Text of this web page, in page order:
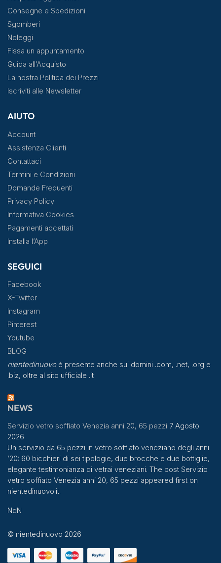
Consegne e Spedizioni
Sgomberi
Noleggi
Fissa un appuntamento
Guida all’Acquisto
La nostra Politica dei Prezzi
Iscriviti alle Newsletter
AIUTO
Account
Assistenza Clienti
Contattaci
Termini e Condizioni
Domande Frequenti
Privacy Policy
Informativa Cookies
Pagamenti accettati
Installa l’App
SEGUICI
Facebook
X-Twitter
Instagram
Pinterest
Youtube
BLOG
nientedinuovoè presente anche sui domini .com, .net, .org e
.biz, oltre al sito ufficiale .it
NEWS
Servizio vetro soffiato Venezia anni 20, 65 pezzi 7 Agosto
2026
Un servizio da 65 pezzi in vetro soffiato veneziano degli anni
’20: 60 bicchieri di sei tipologie, due brocche e due bottiglie,
elegante testimonianza di vetrai veneziani. The post Servizio
vetro soffiato Venezia anni 20, 65 pezzi appeared first on
nientedinuovo.it.
NdN
© nientedinuovo 2026